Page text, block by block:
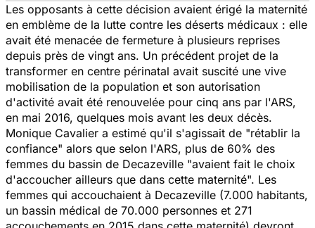
Les opposants à cette décision avaient érigé la maternité
en emblème de la lutte contre les déserts médicaux : elle
avait été menacée de fermeture à plusieurs reprises
depuis près de vingt ans. Un précédent projet de la
transformer en centre périnatal avait suscité une vive
mobilisation de la population et son autorisation
d'activité avait été renouvelée pour cinq ans par l'ARS,
en mai 2016, quelques mois avant les deux décès.
Monique Cavalier a estimé qu'il s'agissait de "rétablir la
confiance" alors que selon l'ARS, plus de 60% des
femmes du bassin de Decazeville "avaient fait le choix
d'accoucher ailleurs que dans cette maternité". Les
femmes qui accouchaient à Decazeville (7.000 habitants,
un bassin médical de 70.000 personnes et 271